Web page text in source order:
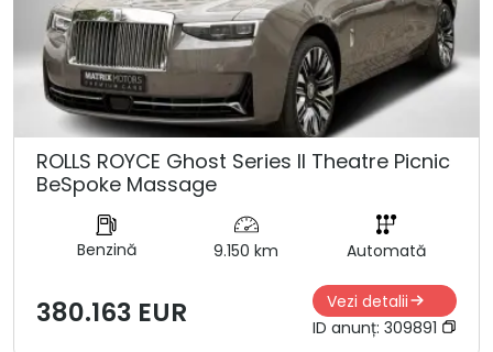
ROLLS ROYCE Ghost Series ll Theatre Picnic
BeSpoke Massage
Benzină 9.150 km Automată
380.163 EUR
Vezi detalii
ID anunț: 309891